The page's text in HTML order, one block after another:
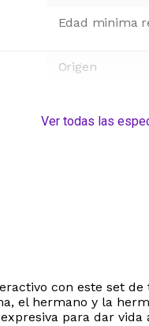
Edad minima
Origen
Ver todas las
con este set
el hermano y la
para dar